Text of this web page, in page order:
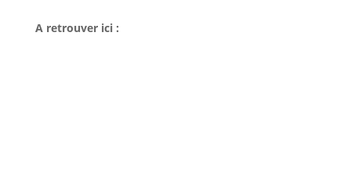
A retrouver ici :